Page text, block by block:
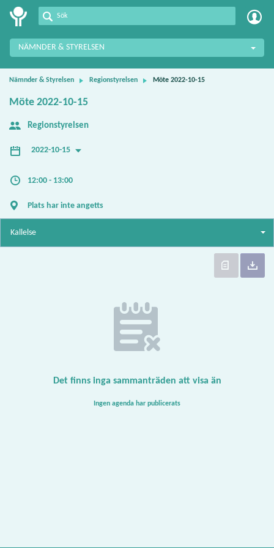
Meetings+
NÄMNDER & STYRELSEN
Nämnder & Styrelsen Regionstyrelsen Möte 2022-10-15
Möte 2022-10-15
Regionstyrelsen
2022-10-15
12:00 - 13:00
Plats har inte angetts
Kallelse
Det finns inga sammanträden att visa än
Ingen agenda har publicerats